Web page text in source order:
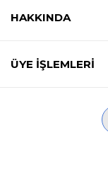
HAKKINDA
ÜYE İŞLEMLERİ